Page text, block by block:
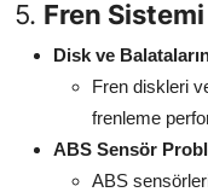
5. Fren
Disk ve Balataların
Fren diskleri
frenleme
ABS Sensör
ABS